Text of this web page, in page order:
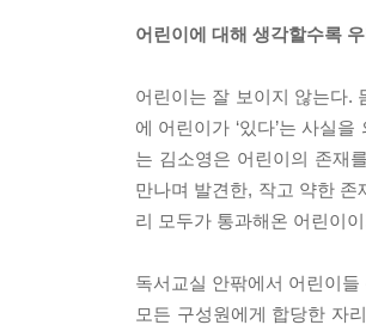
어린이에 대해 생각할수록
어린이는 잘 보이지 않는다.
에 어린이가 ‘있다’는 사실
는 김소영은 어린이의 존재
만나며 발견한, 작고 약한
리 모두가 통과해온 어린이
독서교실 안팎에서 어린이
모든 구성원에게 합당한 자